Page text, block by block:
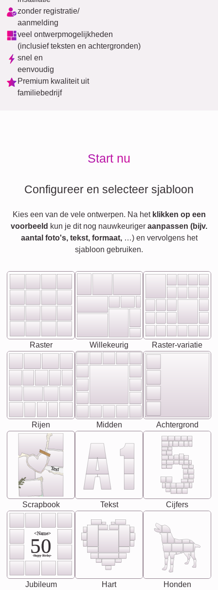
zonder registratie/
aanmelding
veel ontwerpmogelijkheden
(inclusief teksten en achtergronden)
snel en
eenvoudig
Premium kwaliteit uit
familiebedrijf
Start nu
Configureer en selecteer sjabloon
Kies een van de vele ontwerpen. Na het klikken op een
voorbeeld kun je dit nog nauwkeuriger aanpassen (bijv.
aantal foto's, tekst, formaat,…) en vervolgens het
sjabloon gebruiken.
Raster Willekeurig Raster-variatie
Rijen Midden Achtergrond
Text
Scrapbook Tekst Cijfers
<Name>
50
-Happy Birday-
Jubileum Hart Honden